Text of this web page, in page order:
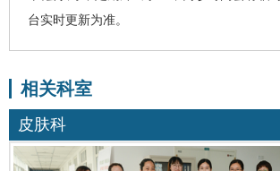
台实时更新为准。
相关科室
皮肤科